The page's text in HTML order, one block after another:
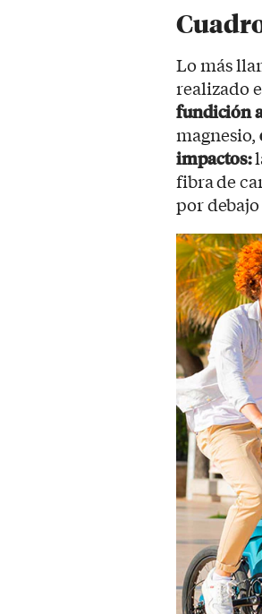
Lo más
realizado
fundición
magnesio,
impactos:
fibra de
por